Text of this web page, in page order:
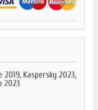
2019, Kaspersky 2023,
2023